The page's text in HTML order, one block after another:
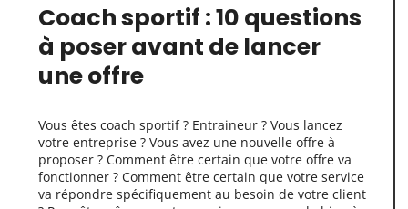
Coach sportif : 10 questions
à poser avant de lancer
une offre
Vous êtes coach sportif ? Entraineur ? Vous lancez
votre entreprise ? Vous avez une nouvelle offre à
proposer ? Comment être certain que votre offre va
fonctionner ? Comment être certain que votre service
va répondre spécifiquement au besoin de votre client